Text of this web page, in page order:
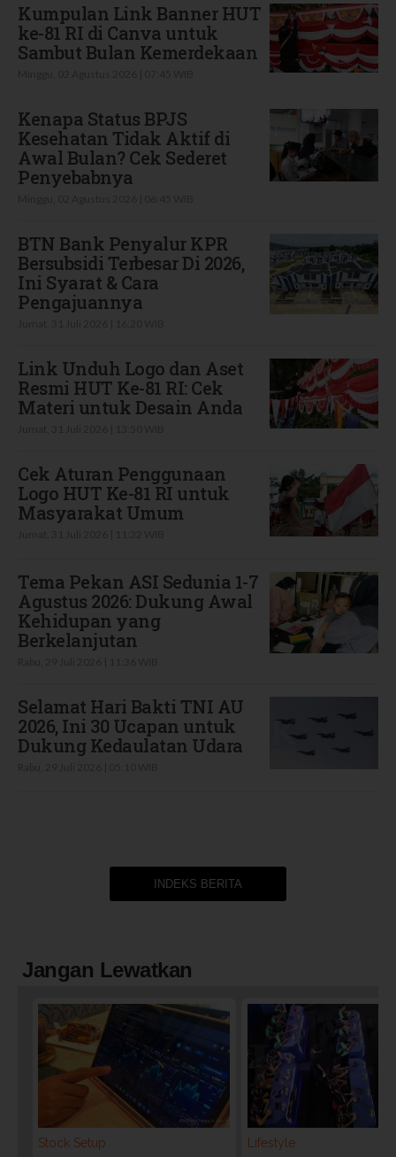
Kumpulan Link Banner HUT
ke-81 RI di Canva untuk
Sambut Bulan Kemerdekaan
Kenapa Status BPJS
Kesehatan Tidak Aktif di
Awal Bulan? Cek Sederet
Penyebabnya
BTN Bank Penyalur KPR
Bersubsidi Terbesar Di 2026,
Ini Syarat & Cara
Pengajuannya
Link Unduh Logo dan Aset
Resmi HUT Ke-81 RI: Cek
Materi untuk Desain Anda
Cek Aturan Penggunaan
Logo HUT Ke-81 RI untuk
Masyarakat Umum
Tema Pekan ASI Sedunia 1-7
Agustus 2026: Dukung Awal
Kehidupan yang
Berkelanjutan
Selamat Hari Bakti TNI AU
2026, Ini 30 Ucapan untuk
Dukung Kedaulatan Udara
INDEKS BERITA
Jangan Lewatkan
Stock Setup Lifestyle